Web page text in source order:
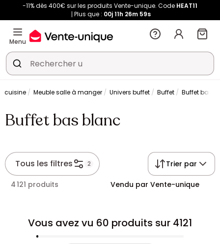
-11% dès 400€ sur les produits Vente-unique. Code HEAT11
Plus que : 00j 11h 26m 58s
Menu
cuisine Meuble salle à manger Univers buffet Buffet Buffet bas
Buffet bas blanc
Tous les filtres 2 Trier par
4 121 produits Vendu par Vente-unique
Vous avez vu 60 produits sur 4121